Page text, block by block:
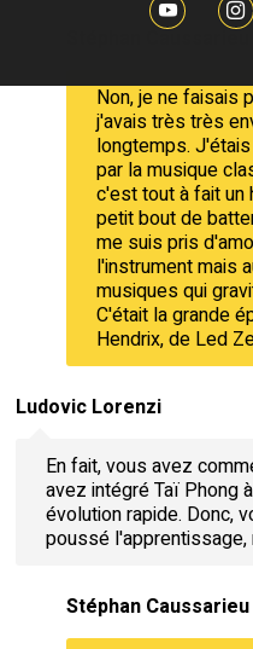
Stéphan Caussarieu
Non, je ne faisais
j'avais très très
longtemps.
par la musique
c'est tout à fait un
petit bout de
me suis pris
l'instrument mais
musiques qui
C'était la grande
Hendrix, de Led
Ludovic Lorenzi
En fait, vous avez
avez intégré Taï Phong
évolution rapide. Donc,
poussé l'apprentissage,
Stéphan Caussarieu